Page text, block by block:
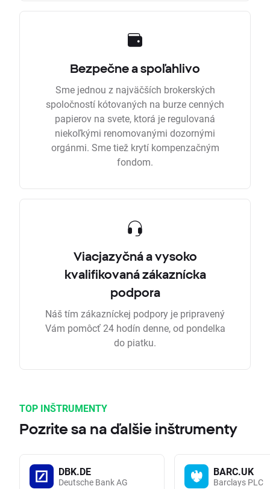
Bezpečne a spoľahlivo
Sme jednou z najväčších brokerských
spoločností kótovaných na burze cenných
papierov na svete, ktorá je regulovaná
niekoľkými renomovanými dozornými
orgánmi. Sme tiež krytí kompenzačným
fondom.
Viacjazyčná a vysoko
kvalifikovaná zákaznícka
podpora
Náš tím zákazníckej podpory je pripravený
Vám pomôcť 24 hodín denne, od pondelka
do piatku.
TOP INŠTRUMENTY
Pozrite sa na ďalšie inštrumenty
DBK.DE
Deutsche Bank AG
BARC.UK
Barclays PLC